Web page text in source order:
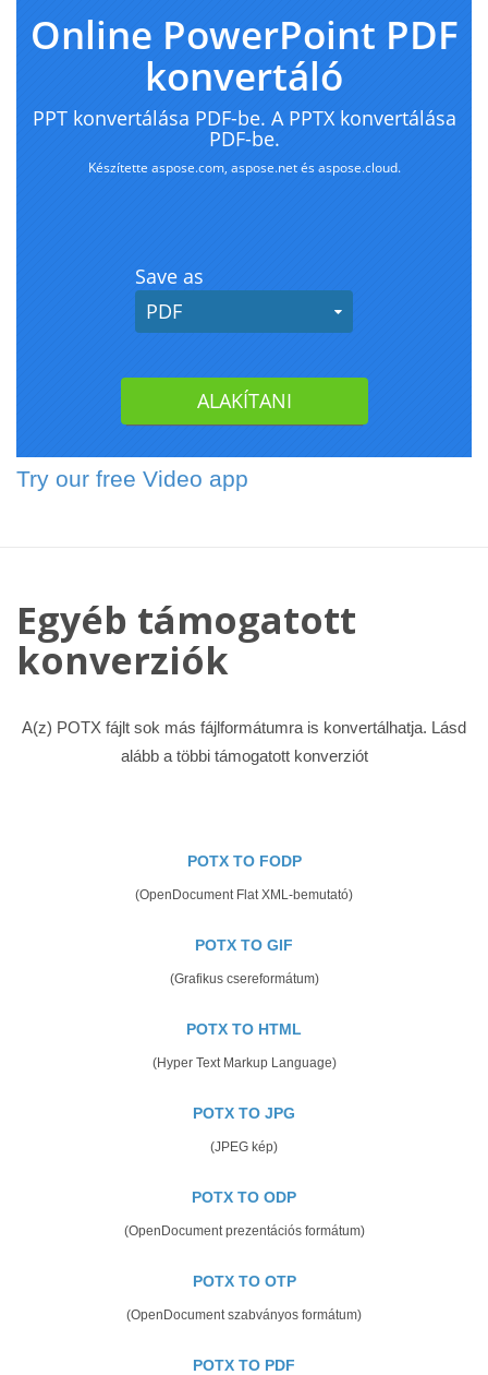
Try our free Video app
Egyéb támogatott
konverziók
A(z) POTX fájlt sok más fájlformátumra is konvertálhatja. Lásd
alább a többi támogatott konverziót
POTX TO FODP
(OpenDocument Flat XML-bemutató)
POTX TO GIF
(Grafikus csereformátum)
POTX TO HTML
(Hyper Text Markup Language)
POTX TO JPG
(JPEG kép)
POTX TO ODP
(OpenDocument prezentációs formátum)
POTX TO OTP
(OpenDocument szabványos formátum)
POTX TO PDF